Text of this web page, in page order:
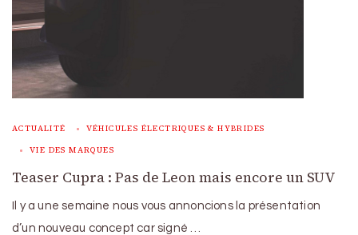
ACTUALITÉ VÉHICULES ÉLECTRIQUES & HYBRIDES
VIE DES MARQUES
Teaser Cupra : Pas de Leon mais encore un SUV
Il y a une semaine nous vous annoncions la présentation
d’un nouveau concept car signé …